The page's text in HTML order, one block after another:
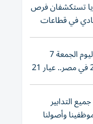
تستكشفان فرص
في قطاعات
أسعار الذهب اليوم الجمعة 7
أغسطس 2026 في مصر.. عيار 21
التدابير
وأصولنا